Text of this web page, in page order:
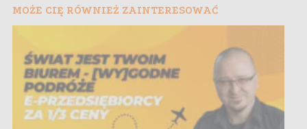
MOŻE CIĘ RÓWNIEŻ ZAINTERESOWAĆ